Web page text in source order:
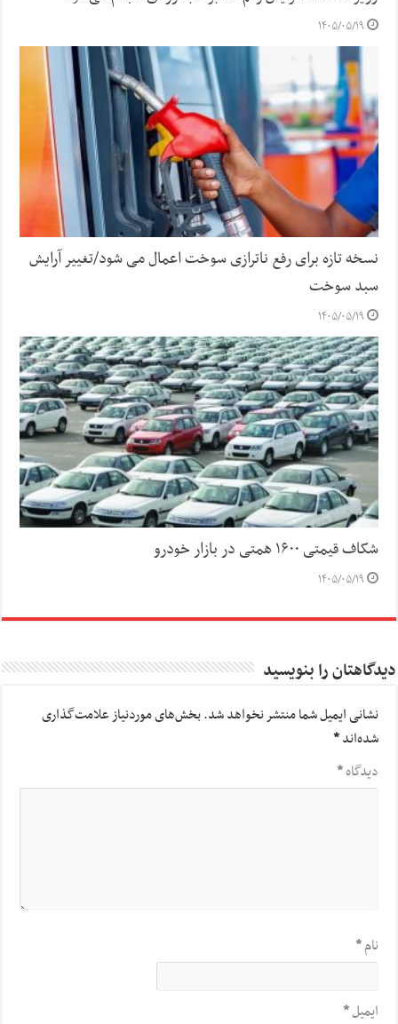
۱۴۰۵/۰۵/۱۹
نسخه تازه برای رفع ناترازی سوخت اعمال می شود/تغییر آرایش
سبد سوخت
۱۴۰۵/۰۵/۱۹
شکاف قیمتی ۱۶۰۰ همتی در بازار خودرو
۱۴۰۵/۰۵/۱۹
دیدگاهتان را بنویسید
نشانی ایمیل شما منتشر نخواهد شد.بخش‌های موردنیاز علامت‌گذاری
شده‌اند*
دیدگاه*
نام*
ایمیل*